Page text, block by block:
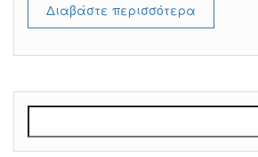
Διαβάστε περισσότερα